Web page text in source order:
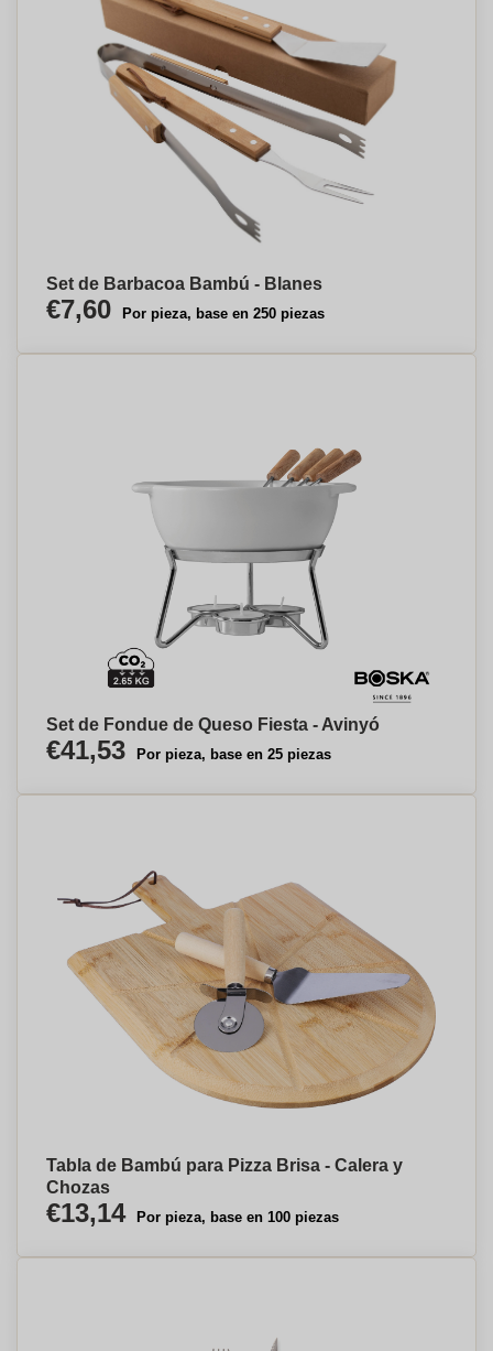
Set de Barbacoa Bambú - Blanes
€7,60 Por pieza, base en 250 piezas
Set de Fondue de Queso Fiesta - Avinyó
€41,53 Por pieza, base en 25 piezas
Tabla de Bambú para Pizza Brisa - Calera y
Chozas
€13,14 Por pieza, base en 100 piezas